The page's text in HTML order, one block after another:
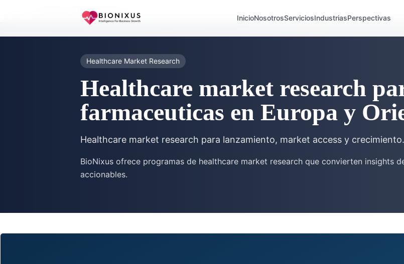
InicioNosotrosServiciosIndustriasPerspectivas
Healthcare Market Research
Healthcare Market Research
Healthcare market research
farmaceuticas en Europa y
Healthcare market research para lanzamiento, market access y crecimiento.
BioNixus ofrece programas de healthcare market research que convierten insights
accionables.